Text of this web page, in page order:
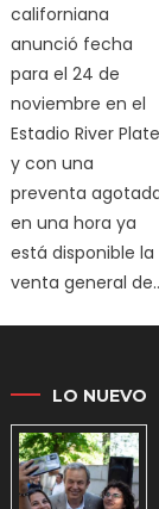
californiana
anunció fecha
para el 24 de
noviembre en el
Estadio River Plate
y con una
preventa
en una hora ya
está disponible la
venta general
LO NUEVO